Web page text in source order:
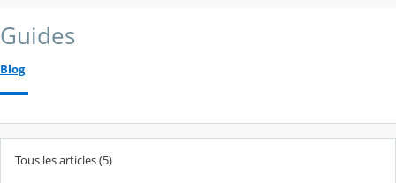
Guides
Blog
Tous les articles (5)